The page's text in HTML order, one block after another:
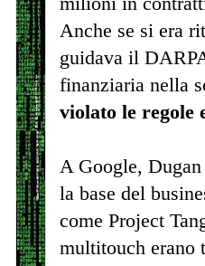
Anche se si era
guidava il
finanziaria nella
violato le regole
A Google,
la base del
come Project
multitouch erano